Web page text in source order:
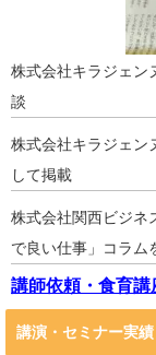
株式会社キラジェン
談
株式会社キラジェン
して掲載
株式会社関西ビジネ
で良い仕事」コラム
講師依頼・食育
講演・セミナー実績